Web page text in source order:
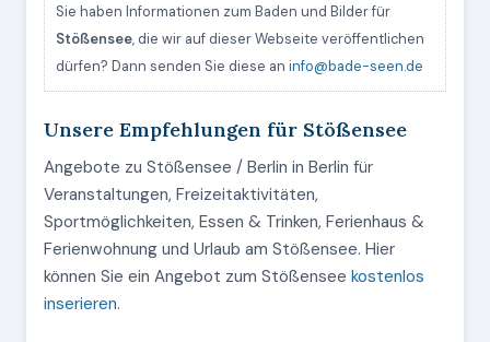
Sie haben Informationen zum Baden und Bilder für
Stößensee, die wir auf dieser Webseite veröffentlichen
dürfen? Dann senden Sie diese an info@bade-seen.de
Unsere Empfehlungen für Stößensee
Angebote zu Stößensee / Berlin in Berlin für
Veranstaltungen, Freizeitaktivitäten,
Sportmöglichkeiten, Essen & Trinken, Ferienhaus &
Ferienwohnung und Urlaub am Stößensee. Hier
können Sie ein Angebot zum Stößensee kostenlos
inserieren.